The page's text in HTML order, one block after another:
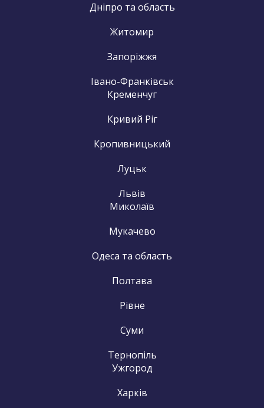
Дніпро та область
Житомир
Запоріжжя
Івано-Франківськ
Кременчуг
Кривий Ріг
Кропивницький
Луцьк
Львів
Миколаїв
Мукачево
Одеса та область
Полтава
Рівне
Суми
Тернопіль
Ужгород
Харків